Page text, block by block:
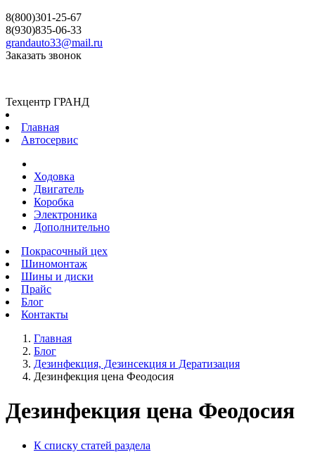
8(800)301-25-67
8(930)835-06-33
grandauto33@mail.ru
Заказать звонок
Техцентр ГРАНД
Главная
Автосервис
Ходовка
Двигатель
Коробка
Электроника
Дополнительно
Покрасочный цех
Шиномонтаж
Шины и диски
Прайс
Блог
Контакты
Главная
Блог
Дезинфекция, Дезинсекция и Дератизация
Дезинфекция цена Феодосия
Дезинфекция цена Феодосия
К списку статей раздела